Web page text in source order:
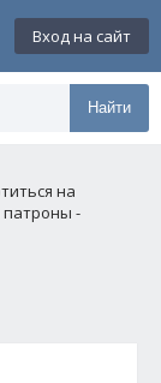
Вход на сайт
Найти
на
патроны -